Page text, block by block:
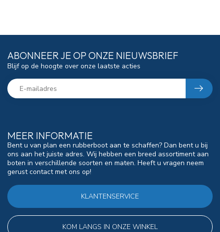
MEER INFORMATIE
Bent u van plan een rubberboot aan te schaffen? Dan bent u bij
ons aan het juiste adres. Wij hebben een breed assortiment aan
boten in verschillende soorten en maten. Heeft u vragen neem
gerust contact met ons op!
KLANTENSERVICE
KOM LANGS IN ONZE WINKEL
ABONNEER JE OP ONZE NIEUWSBRIEF
Blijf op de hoogte over onze laatste acties